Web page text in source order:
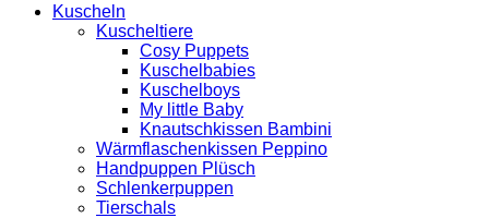
Kuscheln
Kuscheltiere
Cosy Puppets
Kuschelbabies
Kuschelboys
My little Baby
Knautschkissen Bambini
Wärmflaschenkissen Peppino
Handpuppen Plüsch
Schlenkerpuppen
Tierschals